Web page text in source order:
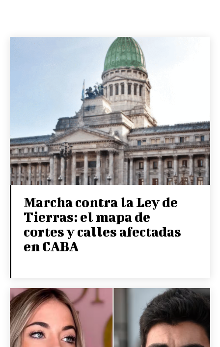
Marcha contra la Ley de
Tierras: el mapa de
cortes y calles afectadas
en CABA